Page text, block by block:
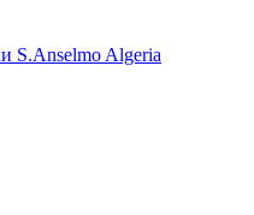
S.Anselmo Algeria